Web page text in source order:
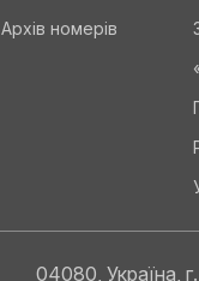
Архів номерів
04080, Україна,